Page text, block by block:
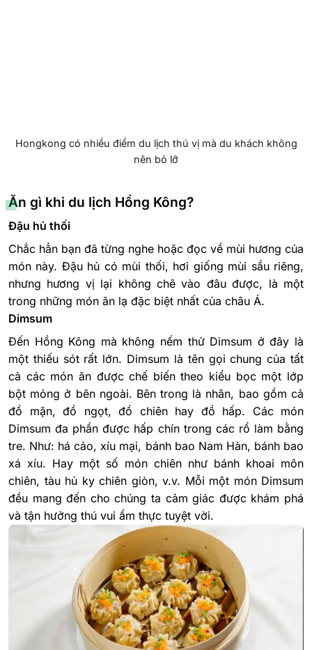
Hongkong có nhiều điểm du lịch thú vị mà du khách không
nên bỏ lỡ
Ăn gì khi du lịch Hồng Kông?
Đậu hủ thối
Chắc hẳn bạn đã từng nghe hoặc đọc về mùi hương của
món này. Đậu hủ có mùi thối, hơi giống mùi sầu riêng,
nhưng hương vị lại không chê vào đâu được, là một
trong những món ăn lạ đặc biệt nhất của châu Á.
Dimsum
Đến Hồng Kông mà không nếm thử Dimsum ở đây là
một thiếu sót rất lớn. Dimsum là tên gọi chung của tất
cả các món ăn được chế biến theo kiểu bọc một lớp
bột mỏng ở bên ngoài. Bên trong là nhân, bao gồm cả
đồ mặn, đồ ngọt, đồ chiên hay đồ hấp. Các món
Dimsum đa phần được hấp chín trong các rổ làm bằng
tre. Như: há cảo, xíu mại, bánh bao Nam Hàn, bánh bao
xá xíu. Hay một số món chiên như bánh khoai môn
chiên, tàu hủ ky chiên giòn, v.v. Mỗi một món Dimsum
đều mang đến cho chúng ta cảm giác được khám phá
và tận hưởng thú vui ẩm thực tuyệt vời.